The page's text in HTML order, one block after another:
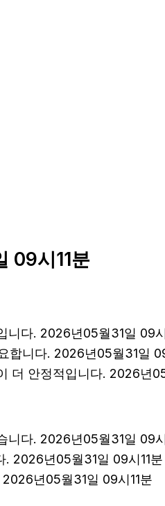
09시11분
다. 2026년05월31일 09
니다. 2026년05월31일
더 안정적입니다. 2026년
다. 2026년05월31일 09
년05월31일 09시11
년05월31일 09시11분